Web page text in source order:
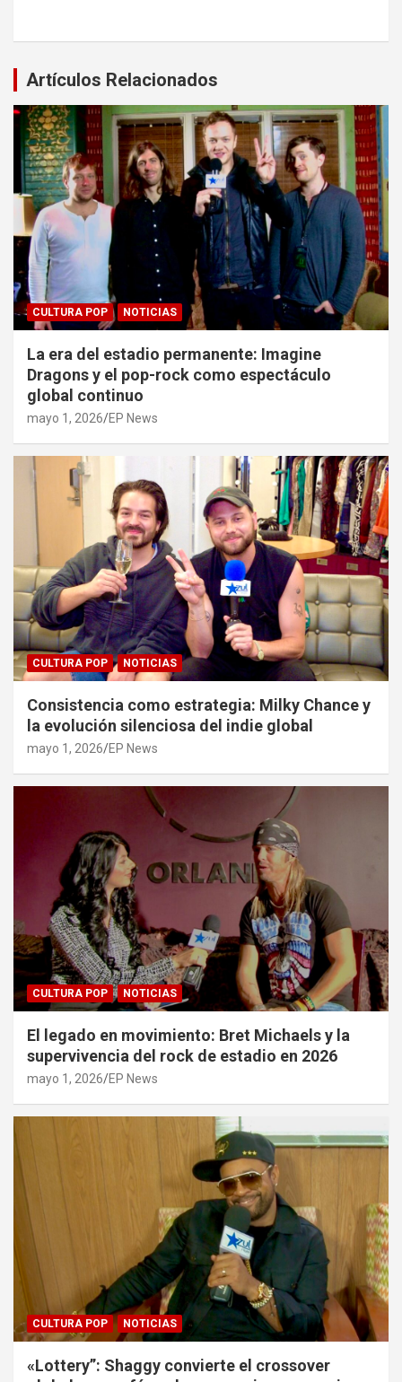
Artículos Relacionados
CULTURA POP NOTICIAS
La era del estadio permanente: Imagine
Dragons y el pop-rock como espectáculo
global continuo
mayo 1, 2026 EP News
CULTURA POP NOTICIAS
Consistencia como estrategia: Milky Chance y
la evolución silenciosa del indie global
mayo 1, 2026 EP News
CULTURA POP NOTICIAS
El legado en movimiento: Bret Michaels y la
supervivencia del rock de estadio en 2026
mayo 1, 2026 EP News
CULTURA POP NOTICIAS
«Lottery”: Shaggy convierte el crossover